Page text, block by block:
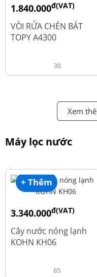
1.840.000đ(VAT)
2.450.000
VÒI RỬA CHÉN BÁT
TOPY A4300
30
Xem
Máy lọc nước
+ Thêm
3.340.000đ(VAT)
Cây nước nóng lạnh
KOHN KH06
65